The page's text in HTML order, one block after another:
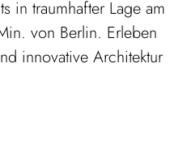
in traumhafter Lage am
von Berlin. Erleben
innovative Architektur